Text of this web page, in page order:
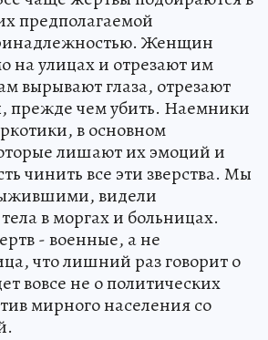
предполагаемой
Женщин
на улицах и отрезают им
вырывают глаза, отрезают
прежде чем убить. Наемники
в основном
лишают их эмоций и
чинить все эти зверства. Мы
видели
в моргах и больницах.
- военные, а не
что лишний раз говорит о
вовсе не о политических
мирного населения со